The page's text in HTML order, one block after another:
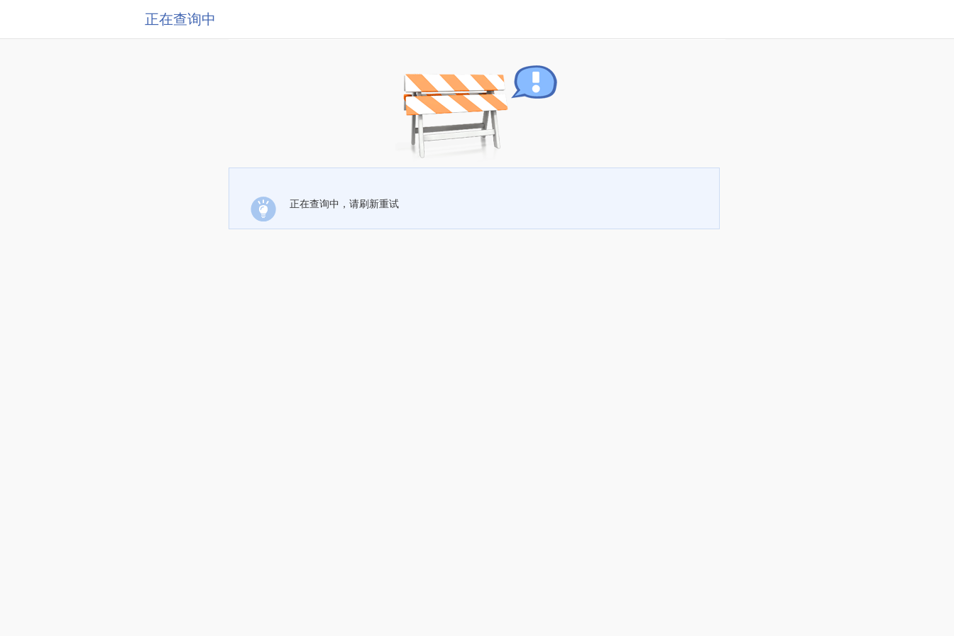
正在查询中
正在查询中，请刷新重试